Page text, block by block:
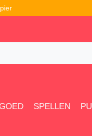
SPELLEN